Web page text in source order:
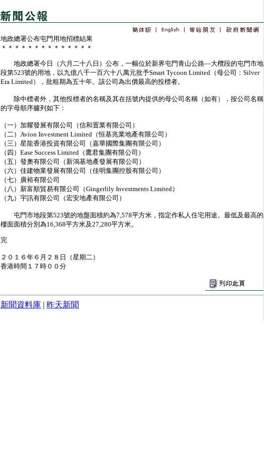
地政總署公布屯門用地招標結果
＊＊＊＊＊＊＊＊＊＊＊＊＊＊
地政總署今日（六月二十八日）公布，一幅位於新界屯門青山公路—大欖段的屯門市地
段第523號的用地，以九億八千一百六十八萬元批予Smart Tycoon Limited（母公司：Silver
Era Limited），批租期為五十年。該公司為出價最高的投標者。
除中標者外，其他投標者的名稱及其在括號內提供的母公司名稱（如有），按公司名稱
的字母順序臚列如下：
（一）加耀發展有限公司（信和置業有限公司）
（二）Avion Investment Limited（恒基兆業地產有限公司）
（三）星龍香港投資有限公司（嘉華國際集團有限公司）
（四）Ease Success Limited（鷹君集團有限公司）
（五）發奧有限公司（新鴻基地產發展有限公司）
（六）佳建物業發展有限公司（佳明集團控股有限公司）
（七）廣裕有限公司
（八）新富順貿易有限公司（Gingerlily Investments Limited）
（九）宇訊有限公司（宏安地產有限公司）
屯門市地段第523號的地盤面積約為7,578平方米，指定作私人住宅用途。最低及最高的
樓面面積分別為16,368平方米及27,280平方米。
完
２０１６年６月２８日（星期二）
香港時間１７時００分
新聞資料庫 | 昨天新聞